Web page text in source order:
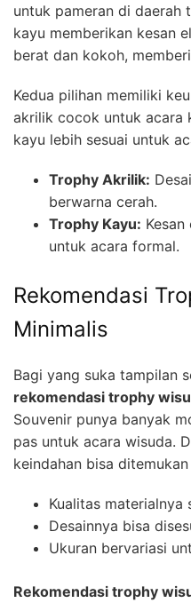
untuk pameran di daerah
kayu memberikan kesan
berat dan kokoh,
Kedua pilihan memiliki
akrilik cocok untuk acara
kayu lebih sesuai untuk
Trophy Akrilik:
berwarna cerah.
Trophy Kayu:
untuk acara formal.
Rekomendasi
Minimalis
Bagi yang suka tampilan
rekomendasi trophy
Souvenir punya banyak
pas untuk acara wisuda.
keindahan bisa
Kualitas materialnya
Desainnya bisa
Ukuran bervariasi
Rekomendasi trophy